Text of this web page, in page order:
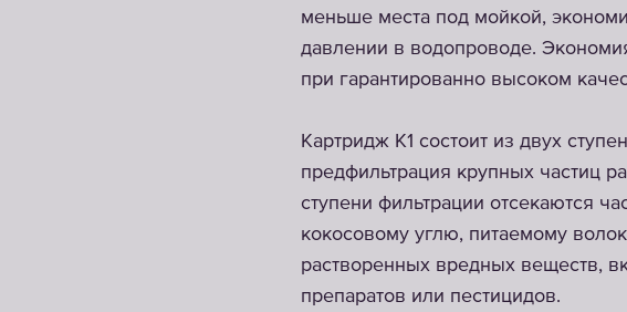
меньше места под мойкой,
давлении в водопроводе.
при гарантированно высоком
Картридж К1 состоит из двух
предфильтрация крупных частиц
ступени фильтрации отсекаются
кокосовому углю, питаемому
растворенных вредных веществ,
препаратов или пестицидов.